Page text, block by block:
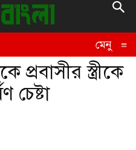
মেনু ≡
প্রবাসীর স্ত্রীকে
চেষ্টা